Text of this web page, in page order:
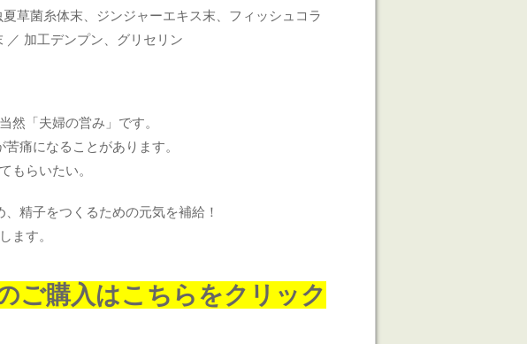
草菌糸体末、ジンジャーエキス末、フィッシュコラ
／ 加工デンプン、グリセリン
然「夫婦の営み」です。
痛になることがあります。
もらいたい。
精子をつくるための元気を補給！
ます。
ご購入はこちらをクリック